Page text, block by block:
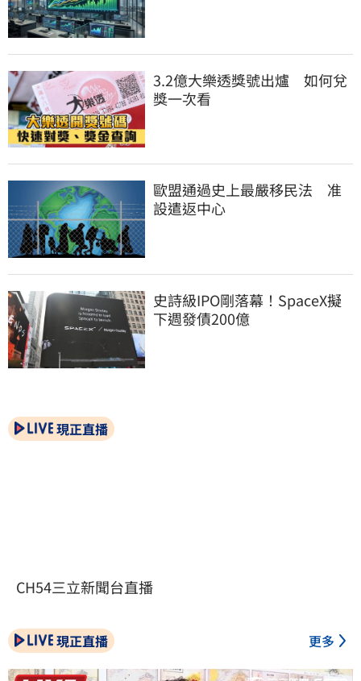
3.2億大樂透獎號出爐　如何兌
獎一次看
歐盟通過史上最嚴移民法　准
設遣返中心
史詩級IPO剛落幕！SpaceX擬
下週發債200億
現正直播
CH54三立新聞台直播
現正直播 更多